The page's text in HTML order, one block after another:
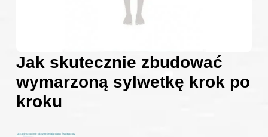
Jak skutecznie zbudować
wymarzoną sylwetkę krok po
kroku